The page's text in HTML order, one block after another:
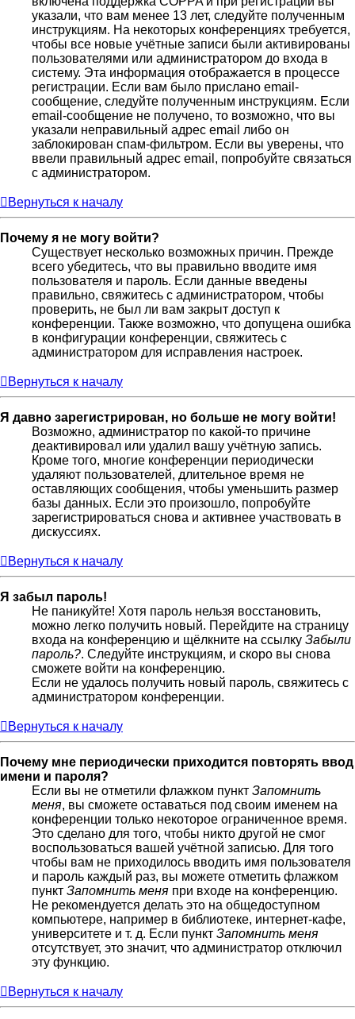
указали, что вам менее 13 лет, следуйте полученным
инструкциям. На некоторых конференциях требуется,
чтобы все новые учётные записи были активированы
пользователями или администратором до входа в
систему. Эта информация отображается в процессе
регистрации. Если вам было прислано email-
сообщение, следуйте полученным инструкциям. Если
email-сообщение не получено, то возможно, что вы
указали неправильный адрес email либо он
заблокирован спам-фильтром. Если вы уверены, что
ввели правильный адрес email, попробуйте связаться
с администратором.
Вернуться к началу
Почему я не могу войти?
Существует несколько возможных причин. Прежде
всего убедитесь, что вы правильно вводите имя
пользователя и пароль. Если данные введены
правильно, свяжитесь с администратором, чтобы
проверить, не был ли вам закрыт доступ к
конференции. Также возможно, что допущена ошибка
в конфигурации конференции, свяжитесь с
администратором для исправления настроек.
Вернуться к началу
Я давно зарегистрирован, но больше не могу войти!
Возможно, администратор по какой-то причине
деактивировал или удалил вашу учётную запись.
Кроме того, многие конференции периодически
удаляют пользователей, длительное время не
оставляющих сообщения, чтобы уменьшить размер
базы данных. Если это произошло, попробуйте
зарегистрироваться снова и активнее участвовать в
дискуссиях.
Вернуться к началу
Я забыл пароль!
Не паникуйте! Хотя пароль нельзя восстановить,
можно легко получить новый. Перейдите на страницу
входа на конференцию и щёлкните на ссылку Забыли
пароль?. Следуйте инструкциям, и скоро вы снова
сможете войти на конференцию.
Если не удалось получить новый пароль, свяжитесь с
администратором конференции.
Вернуться к началу
Почему мне периодически приходится повторять ввод
имени и пароля?
Если вы не отметили флажком пункт Запомнить
меня, вы сможете оставаться под своим именем на
конференции только некоторое ограниченное время.
Это сделано для того, чтобы никто другой не смог
воспользоваться вашей учётной записью. Для того
чтобы вам не приходилось вводить имя пользователя
и пароль каждый раз, вы можете отметить флажком
пункт Запомнить меня при входе на конференцию.
Не рекомендуется делать это на общедоступном
компьютере, например в библиотеке, интернет-кафе,
университете и т. д. Если пункт Запомнить меня
отсутствует, это значит, что администратор отключил
эту функцию.
Вернуться к началу